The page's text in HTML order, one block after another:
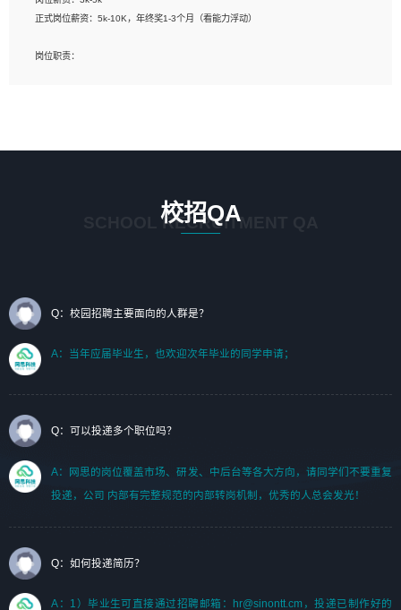
标志及吉祥物设计，效果图后期处理等。
1、艺术设计类相关专业；（其中需求分析顾问不限专业）
正式岗位薪资：5k-10K，年终奖1-3个月（看能力浮动）
岗位职责：
2. 熟悉 前端常用框架, 能独立完成设计给予的 UI 效果;
3. 有良好的代码习惯, 低级错误出现频率低;
7. 了解或熟悉 WebGL 及相关框架优先。
（岗位人员专职于行业应用解决方案、项目申报方案、投标方案的策划编写）
校招QA
SCHOOL RECRUITMENT QA
Q：校园招聘主要面向的人群是？
A：当年应届毕业生，也欢迎次年毕业的同学申请；
Q：可以投递多个职位吗？
A：网思的岗位覆盖市场、研发、中后台等各大方向，请同学们不要重复
投递，公司 内部有完整规范的内部转岗机制，优秀的人总会发光！
Q：如何投递简历？
A：1）毕业生可直接通过招聘邮箱：hr@sinontt.cm，投递已制作好的